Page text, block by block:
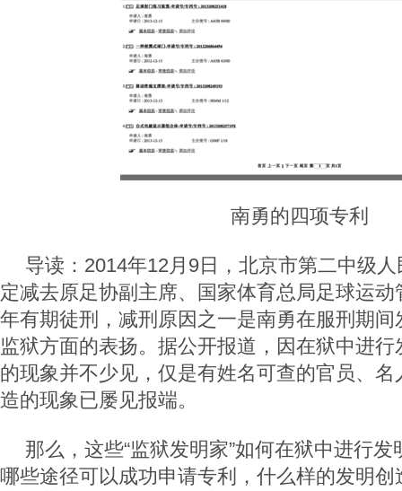
南勇的四项专利
导读：2014年12月9日，北京市第二中级
定减去原足协副主席、国家体育总局足球运
年有期徒刑，减刑原因之一是南勇在服刑期
监狱方面的表扬。据公开报道，因在狱中进
的现象并不少见，仅是有姓名可查的官员、
造的现象已屡见报端。
那么，这些“监狱发明家”如何在狱中进行
哪些途径可以成功申请专利，什么样的发明